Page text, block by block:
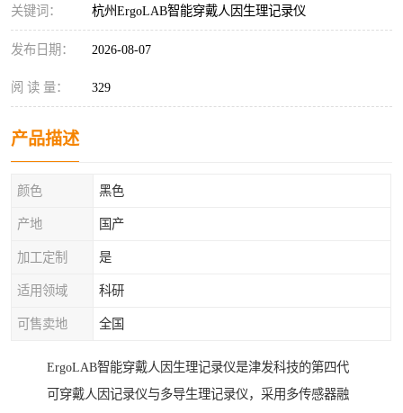
关键词： 杭州ErgoLAB智能穿戴人因生理记录仪
发布日期： 2026-08-07
阅 读 量： 329
产品描述
颜色 黑色
产地 国产
加工定制 是
适用领域 科研
可售卖地 全国
ErgoLAB智能穿戴人因生理记录仪是津发科技的第四代
可穿戴人因记录仪与多导生理记录仪，采用多传感器融